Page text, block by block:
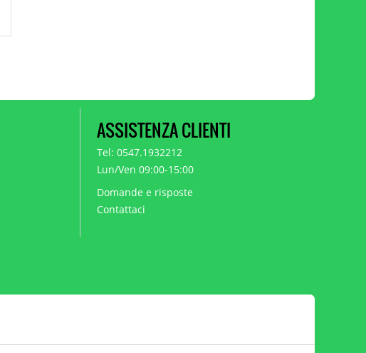
ASSISTENZA CLIENTI
Tel: 0547.1932212
Lun/Ven 09:00-15:00
Domande e risposte
Contattaci